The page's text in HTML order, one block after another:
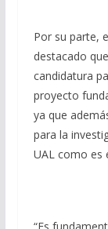
Por su parte,
destacado
candidatura
proyecto
ya que
para la
UAL como es